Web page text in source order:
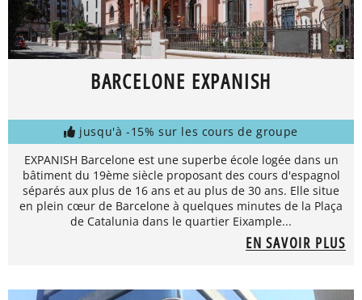
BARCELONE EXPANISH
jusqu'à -15% sur les cours de groupe
EXPANISH Barcelone est une superbe école logée dans un
bâtiment du 19ème siècle proposant des cours d'espagnol
séparés aux plus de 16 ans et au plus de 30 ans. Elle situe
en plein cœur de Barcelone à quelques minutes de la Plaça
de Catalunia dans le quartier Eixample...
EN SAVOIR PLUS